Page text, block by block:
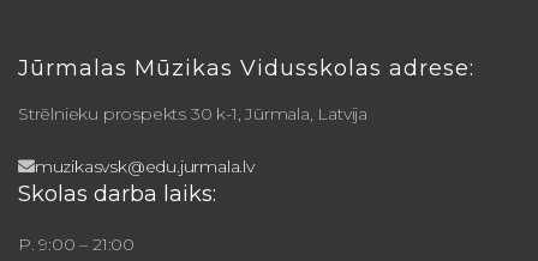
Jūrmalas Mūzikas Vidusskolas adrese:
Strēlnieku prospekts 30 k-1, Jūrmala, Latvija
muzikasvsk@edu.jurmala.lv
Skolas darba laiks:
P. 9:00 – 21:00